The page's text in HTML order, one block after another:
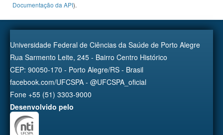
Documentação da API).
Universidade Federal de Ciências da Saúde de Porto Alegre
Rua Sarmento Leite, 245 - Bairro Centro Histórico
CEP: 90050-170 - Porto Alegre/RS - Brasil
facebook.com/UFCSPA - @UFCSPA_oficial
Fone +55 (51) 3303-9000
Desenvolvido pelo